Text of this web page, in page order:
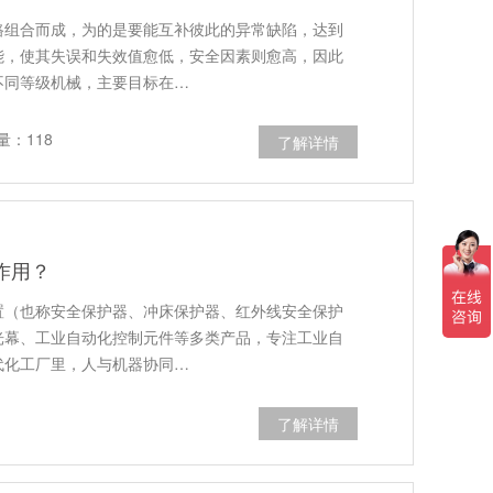
合而成，为的是要能互补彼此的异常缺陷，达到
使其失误和失效值愈低，安全因素则愈高，因此
等级机械，主要目标在…
：118 了解详情
用？
也称安全保护器、冲床保护器、红外线安全保护
、工业自动化控制元件等多类产品，专注工业自
工厂里，人与机器协同…
了解详情